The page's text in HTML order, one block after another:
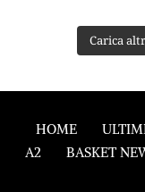
Carica
HOME
A2
BASKET